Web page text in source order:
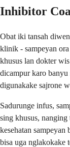
Inhibitor
Obat iki tansah
klinik - sampeyan
khusus lan dokter
dicampur karo
digunakake sajrone
Sadurunge infus,
sing khusus,
kesehatan sampeyan
bisa uga nglakokake